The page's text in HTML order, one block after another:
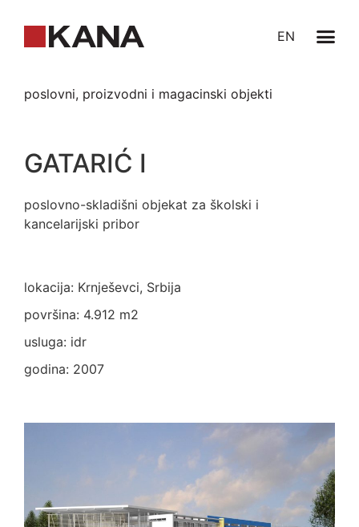
EN
poslovni, proizvodni i magacinski objekti
GATARIĆ I
poslovno-skladišni objekat za školski i
kancelarijski pribor
lokacija: Krnješevci, Srbija
površina: 4.912 m2
usluga: idr
godina: 2007